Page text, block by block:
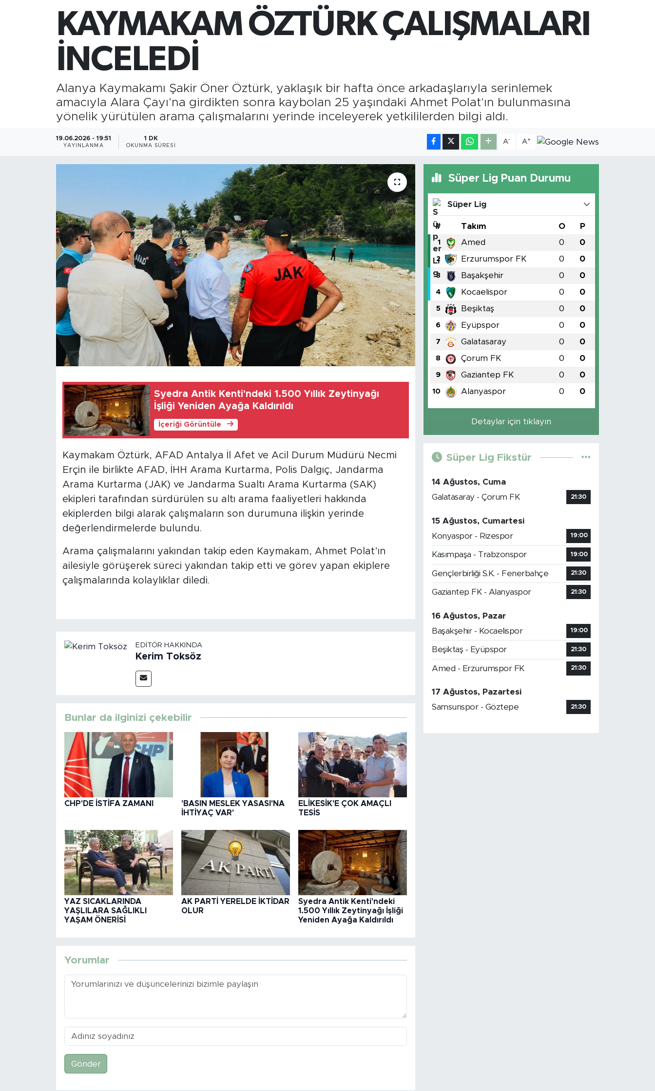
6618.49
%2.12
BİST100
13.887
%64
KAYMAKAM ÖZTÜRK ÇALIŞMALARI
İNCELEDİ
Alanya Kaymakamı Şakir Öner Öztürk, yaklaşık bir hafta önce arkadaşlarıyla serinlemek
amacıyla Alara Çayı’na girdikten sonra kaybolan 25 yaşındaki Ahmet Polat’ın bulunmasına
yönelik yürütülen arama çalışmalarını yerinde inceleyerek yetkililerden bilgi aldı.
19.06.2026 - 19:51
YAYINLANMA
1 DK
OKUNMA SÜRESI
A- A+
Syedra Antik Kenti'ndeki 1.500 Yıllık Zeytinyağı
İşliği Yeniden Ayağa Kaldırıldı
İçeriği Görüntüle
Kaymakam Öztürk, AFAD Antalya İl Afet ve Acil Durum Müdürü Necmi
Erçin ile birlikte AFAD, İHH Arama Kurtarma, Polis Dalgıç, Jandarma
Arama Kurtarma (JAK) ve Jandarma Sualtı Arama Kurtarma (SAK)
ekipleri tarafından sürdürülen su altı arama faaliyetleri hakkında
ekiplerden bilgi alarak çalışmaların son durumuna ilişkin yerinde
değerlendirmelerde bulundu.
Arama çalışmalarını yakından takip eden Kaymakam, Ahmet Polat’ın
ailesiyle görüşerek süreci yakından takip etti ve görev yapan ekiplere
çalışmalarında kolaylıklar diledi.
EDITÖR HAKKINDA
Kerim Toksöz
Bunlar da ilginizi çekebilir
CHP'DE İSTİFA ZAMANI
'BASIN MESLEK YASASI'NA
İHTİYAÇ VAR'
ELİKESİK'E ÇOK AMAÇLI
TESİS
YAZ SICAKLARINDA
YAŞLILARA SAĞLIKLI
YAŞAM ÖNERİSİ
AK PARTİ YERELDE İKTİDAR
OLUR
Syedra Antik Kenti'ndeki
1.500 Yıllık Zeytinyağı İşliği
Yeniden Ayağa Kaldırıldı
Yorumlar
Gönder
Süper Lig Puan Durumu
Süper Lig
# Takım O P
1 Amed 0 0
2 Erzurumspor FK 0 0
3 Başakşehir 0 0
4 Kocaelispor 0 0
5 Beşiktaş 0 0
6 Eyüpspor 0 0
7 Galatasaray 0 0
8 Çorum FK 0 0
9 Gaziantep FK 0 0
10 Alanyaspor 0 0
Detaylar için tıklayın
Süper Lig Fikstür
14 Ağustos, Cuma
Galatasaray - Çorum FK
21:30
15 Ağustos, Cumartesi
Konyaspor - Rizespor
19:00
Kasımpaşa - Trabzonspor 19:00
Gençlerbirliği S.K. - Fenerbahçe 21:30
Gaziantep FK - Alanyaspor 21:30
16 Ağustos, Pazar
Başakşehir - Kocaelispor
19:00
Beşiktaş - Eyüpspor 21:30
Amed - Erzurumspor FK 21:30
17 Ağustos, Pazartesi
Samsunspor - Göztepe
21:30
Gazipaşa
İnşaat-Emlak
Kültür-Sanat
Siyaset
Turizm
Türkiye
Yaşam